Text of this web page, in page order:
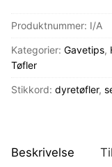
Silje
antall
Produktnummer: I/A
Kategorier: Gavetips,
Tøfler
Stikkord: dyretøfler,
Beskrivelse